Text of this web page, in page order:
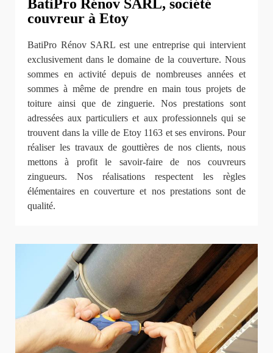
BatiPro Rénov SARL, société
couvreur à Etoy
BatiPro Rénov SARL est une entreprise qui intervient
exclusivement dans le domaine de la couverture. Nous
sommes en activité depuis de nombreuses années et
sommes à même de prendre en main tous projets de
toiture ainsi que de zinguerie. Nos prestations sont
adressées aux particuliers et aux professionnels qui se
trouvent dans la ville de Etoy 1163 et ses environs. Pour
réaliser les travaux de gouttières de nos clients, nous
mettons à profit le savoir-faire de nos couvreurs
zingueurs. Nos réalisations respectent les règles
élémentaires en couverture et nos prestations sont de
qualité.